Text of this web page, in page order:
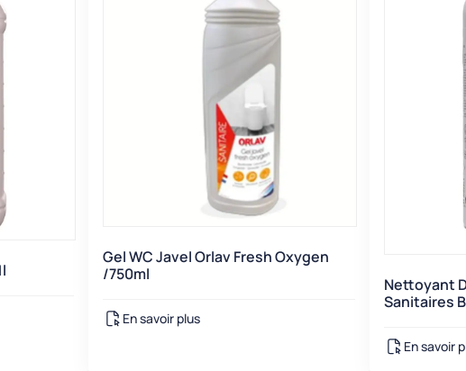
Gel WC Javel Orlav Fresh Oxygen
/750ml
En savoir plus
Nettoyant
Sanitaires
En savoir